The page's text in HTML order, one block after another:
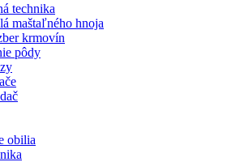
technika
maštaľného hnoja
krmovín
pôdy
obilia